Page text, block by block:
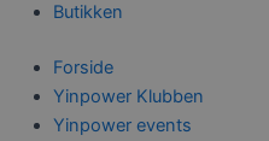
Butikken
Forside
Yinpower Klubben
Yinpower events